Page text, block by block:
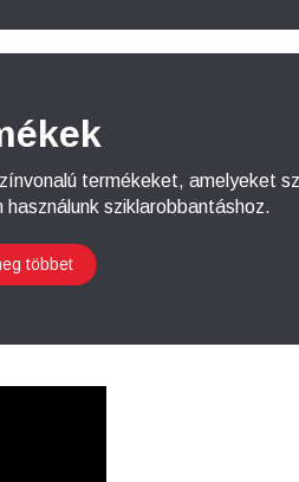
termékeket, amelyeket
sziklarobbantáshoz.
többet